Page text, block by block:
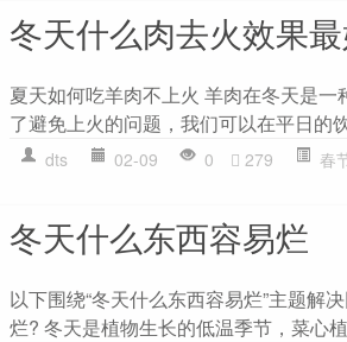
冬天什么肉去火效果
夏天如何吃羊肉不上火 羊肉在冬天是
了避免上火的问题，我们可以在平日的
dts 02-09 0 279 春
冬天什么东西容易烂
以下围绕“冬天什么东西容易烂”主题解
烂? 冬天是植物生长的低温季节，菜心